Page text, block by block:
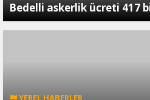
Bedelli askerlik ücreti 417
YEREL HABERLER